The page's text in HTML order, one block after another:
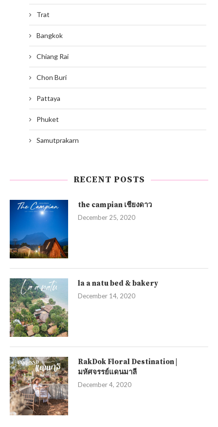
Trat
Bangkok
Chiang Rai
Chon Buri
Pattaya
Phuket
Samutprakarn
RECENT POSTS
the campian เชียงดาว
December 25, 2020
la a natu bed & bakery
December 14, 2020
RakDok Floral Destination |
มหัศจรรย์แดนมาลี
December 4, 2020